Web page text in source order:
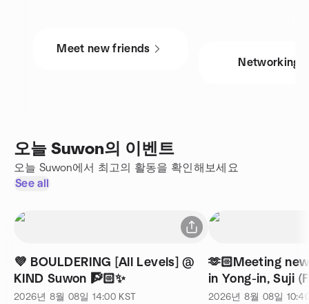
Meet new friends
Networking
오늘 Suwon의 이벤트
오늘 Suwon에서 최고의 활동을 확인해보세요
See all
💜 BOULDERING [All Levels] @
KIND Suwon 🧗🏻✨
2026년 8월 08일 14:00 KST
🫶🏻Meeting
in Yong-in, Suji
foreigners)
2026년 8월 08일